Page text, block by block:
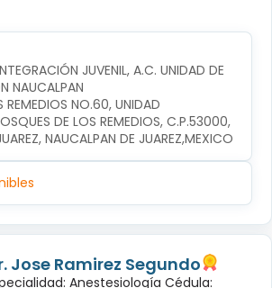
JUVENIL, A.C. UNIDAD DE
NAUCALPAN
REMEDIOS NO.60, UNIDAD
DE LOS REMEDIOS, C.P.53000,
NAUCALPAN DE JUAREZ,MEXICO
Jose Ramirez Segundo
Anestesiología Cédula: